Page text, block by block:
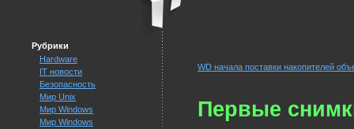
Рубрики
Hardware
IT новости
Безопасность
Мир Unix
Мир Windows
Мир Windows
WD начала поставки накопителей
Первые